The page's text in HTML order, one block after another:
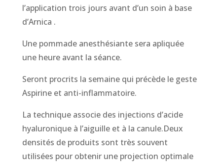
l’application trois jours avant d’un soin à base
d’Arnica .
Une pommade anesthésiante sera apliquée
une heure avant la séance.
Seront procrits la semaine qui précède le geste
Aspirine et anti-inflammatoire.
La technique associe des injections d’acide
hyaluronique à l’aiguille et à la canule.Deux
densités de produits sont très souvent
utilisées pour obtenir une projection optimale